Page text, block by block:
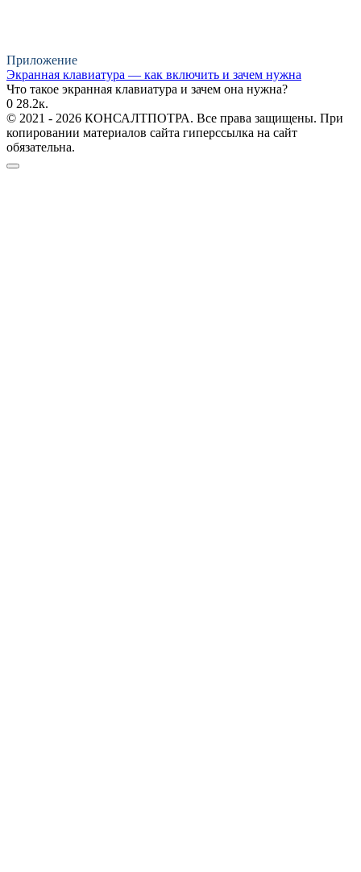
Приложение
Экранная клавиатура — как включить и зачем нужна
Что такое экранная клавиатура и зачем она нужна?
0 28.2к.
© 2021 - 2026 КОНСАЛТПОТРА. Все права защищены. При
копировании материалов сайта гиперссылка на сайт
обязательна.